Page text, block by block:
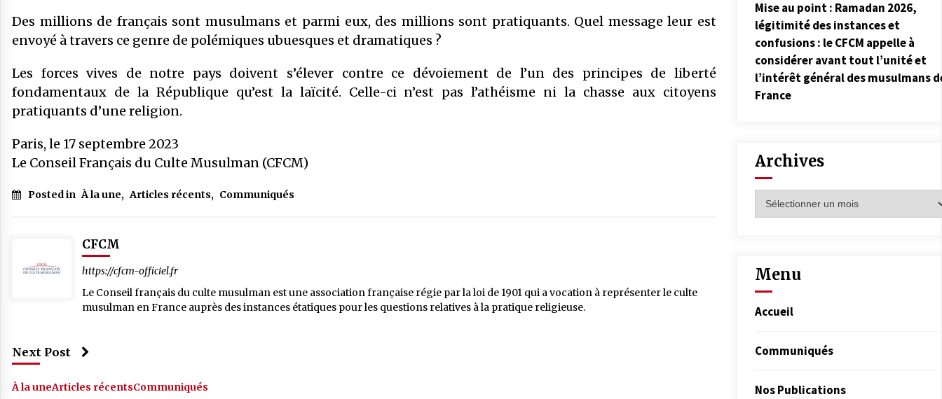
Des millions de français sont musulmans et parmi eux, des millions sont pratiquants. Quel message leur est
envoyé à travers ce genre de polémiques ubuesques et dramatiques ?
Les forces vives de notre pays doivent s’élever contre ce dévoiement de l’un des principes de liberté
fondamentaux de la République qu’est la laïcité. Celle-ci n’est pas l’athéisme ni la chasse aux citoyens
pratiquants d’une religion.
Paris, le 17 septembre 2023
Le Conseil Français du Culte Musulman (CFCM)
Posted in À la une, Articles récents, Communiqués
CFCM
https://cfcm-officiel.fr
Le Conseil français du culte musulman est une association française régie par la loi de 1901 qui a vocation à représenter le culte
musulman en France auprès des instances étatiques pour les questions relatives à la pratique religieuse.
Next Post
À la uneArticles récentsCommuniqués
Mise au point : Ramadan 2026,
légitimité des instances et
confusions : le CFCM appelle à
considérer avant tout l’unité et
l’intérêt général des musulmans
France
Archives
Menu
Accueil
Communiqués
Nos Publications